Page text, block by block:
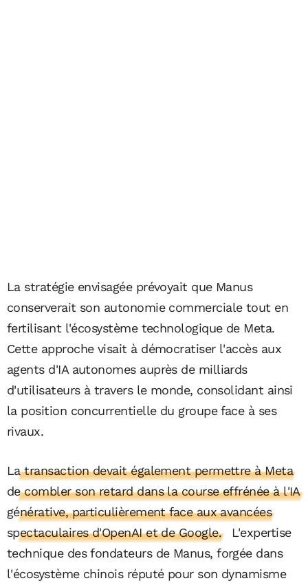
La stratégie envisagée prévoyait que Manus
conserverait son autonomie commerciale tout en
fertilisant l'écosystème technologique de Meta.
Cette approche visait à démocratiser l'accès aux
agents d'IA autonomes auprès de milliards
d'utilisateurs à travers le monde, consolidant ainsi
la position concurrentielle du groupe face à ses
rivaux.
La transaction devait également permettre à Meta
de combler son retard dans la course effrénée à l'IA
générative, particulièrement face aux avancées
spectaculaires d'OpenAI et de Google.
L'expertise
technique des fondateurs de Manus, forgée dans
l'écosystème chinois réputé pour son dynamisme